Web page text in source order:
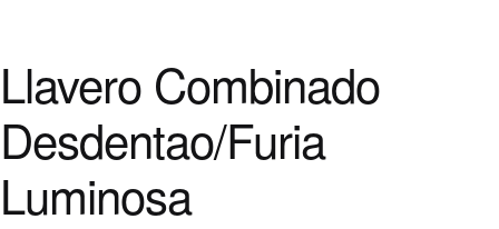
Llavero Combinado
Desdentao/Furia
Luminosa